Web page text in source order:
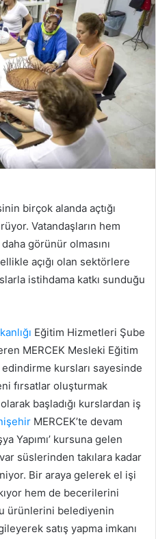
birçok alanda açtığı
Vatandaşların hem
görünür olmasını
açığı olan sektörlere
istihdama katkı sunduğu
Eğitim Hizmetleri Şube
MERCEK Mesleki Eğitim
kursları sayesinde
fırsatlar oluşturmak
başladığı kurslardan iş
MERCEK’te devam
Yapımı’ kursuna gelen
süslerinden takılara kadar
Bir araya gelerek el işi
hem de becerilerini
ürünlerini belediyenin
satış yapma imkanı